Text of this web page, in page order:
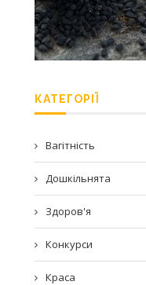
КАТЕГОРІЇ
Вагітність
Дошкільнята
Здоров'я
Конкурси
Краса